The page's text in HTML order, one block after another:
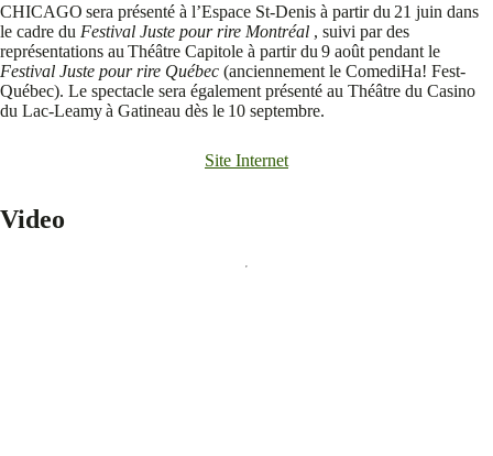
CHICAGO sera présenté à l’Espace St-Denis à partir du 21 juin dans
le cadre du Festival Juste pour rire Montréal , suivi par des
représentations au Théâtre Capitole à partir du 9 août pendant le
Festival Juste pour rire Québec (anciennement le ComediHa! Fest-
Québec). Le spectacle sera également présenté au Théâtre du Casino
du Lac-Leamy à Gatineau dès le 10 septembre.
Site Internet
Video